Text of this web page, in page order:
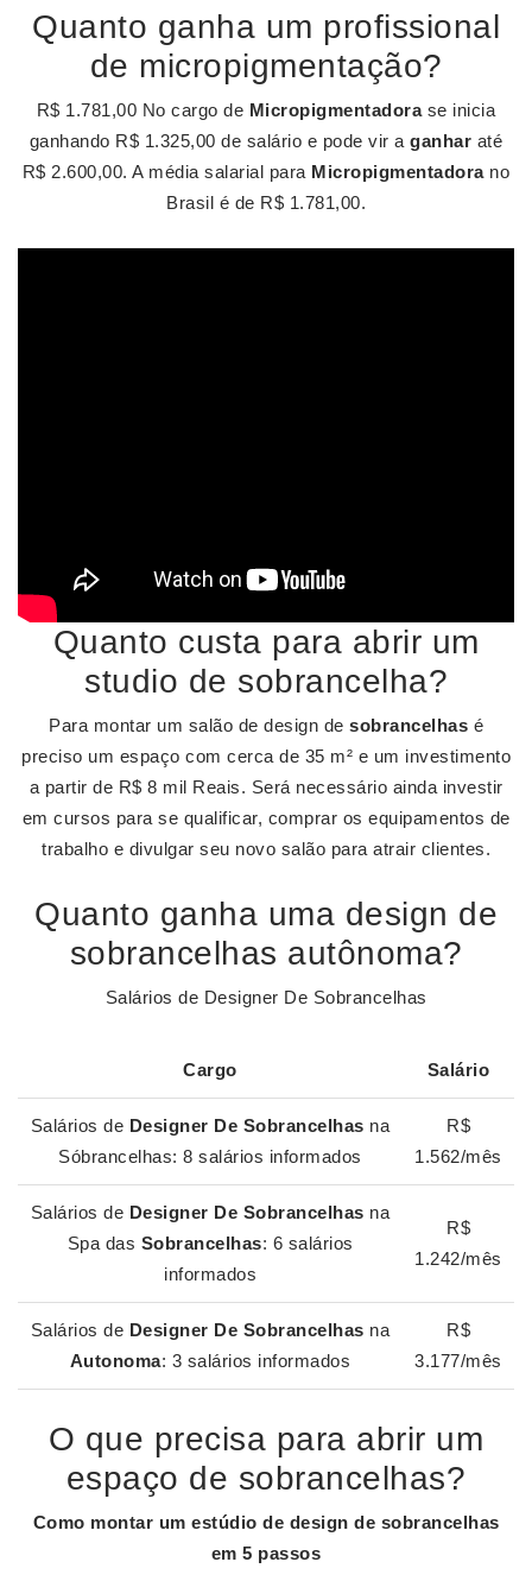
Quanto ganha um profissional
de micropigmentação?
R$ 1.781,00 No cargo de Micropigmentadorase inicia
ganhando R$ 1.325,00 de salário e pode vir aganhar até
R$ 2.600,00. A média salarial para Micropigmentadorano
Brasil é de R$ 1.781,00.
Quanto custa para abrir um
studio de sobrancelha?
Para montar um salão de design de sobrancelhas é
preciso um espaço com cerca de 35 m² e um investimento
a partir de R$ 8 mil Reais. Será necessário ainda investir
em cursos para se qualificar, comprar os equipamentos de
trabalho e divulgar seu novo salão para atrair clientes.
Quanto ganha uma design de
sobrancelhas autônoma?
Salários de Designer De Sobrancelhas
Cargo Salário
Salários de Designer De Sobrancelhas na
Sóbrancelhas: 8 salários informados
R$
1.562/mês
Salários de Designer De Sobrancelhas na
Spa das Sobrancelhas: 6 salários
informados
R$
1.242/mês
Salários de Designer De Sobrancelhas na
Autonoma: 3 salários informados
R$
3.177/mês
O que precisa para abrir um
espaço de sobrancelhas?
Como montar um estúdio de design de sobrancelhas
em 5 passos